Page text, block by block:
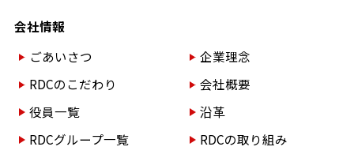
会社情報
ごあいさつ
企業理念
RDCのこだわり
会社概要
役員一覧
沿革
RDCグループ一覧
RDCの取り組み